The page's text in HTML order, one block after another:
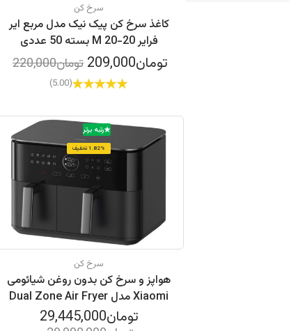
سرخ کن
کاغذ سرخ کن پیک نیک مدل مربع ایر
فرایر M 20-20 بسته 50 عددی
تومان209,000 تومان220,000
(5.00)
رتبه برتر
1.82% تخفیف
سرخ کن
هواپز و سرخ کن بدون روغن شیائومی
Xiaomi مدل Dual Zone Air Fryer
10L MAF-D1001
تومان29,445,000